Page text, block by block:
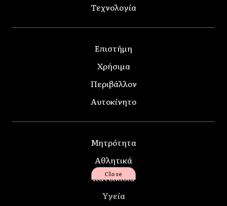
Τεχνολογία
Επιστήμη
Χρήσιμα
Περιβάλλον
Αυτοκίνητο
Μητρότητα
Αθλητικά
Κατοικίδια
Υγεία
Close